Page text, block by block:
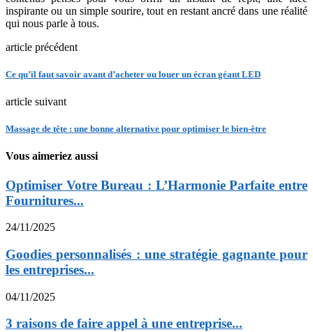
inspirante ou un simple sourire, tout en restant ancré dans une réalité
qui nous parle à tous.
article précédent
Ce qu’il faut savoir avant d’acheter ou louer un écran géant LED
article suivant
Massage de tête : une bonne alternative pour optimiser le bien-être
Vous aimeriez aussi
Optimiser Votre Bureau : L’Harmonie Parfaite entre
Fournitures...
24/11/2025
Goodies personnalisés : une stratégie gagnante pour
les entreprises...
04/11/2025
3 raisons de faire appel à une entreprise...